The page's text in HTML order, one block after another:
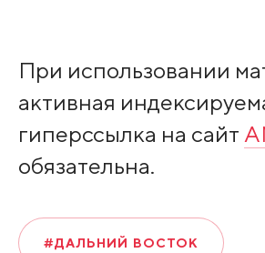
При использовании
активная
гиперссылка на сайт
обязательна.
#ДАЛЬНИЙ ВОСТОК